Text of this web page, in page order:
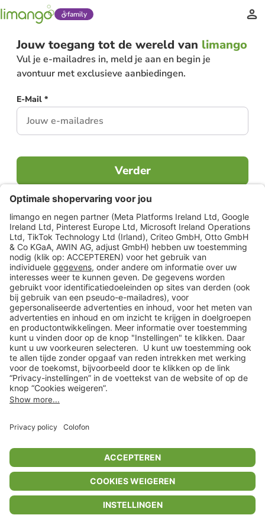
family
Jouw toegang tot de wereld van limango
Vul je e-mailadres in, meld je aan en begin je
avontuur met exclusieve aanbiedingen.
E-Mail *
Verder
Al lid?Inloggen
PrivacyinstellingenAlgemene voorwaardenPrivacybeleidColofon
Help Center